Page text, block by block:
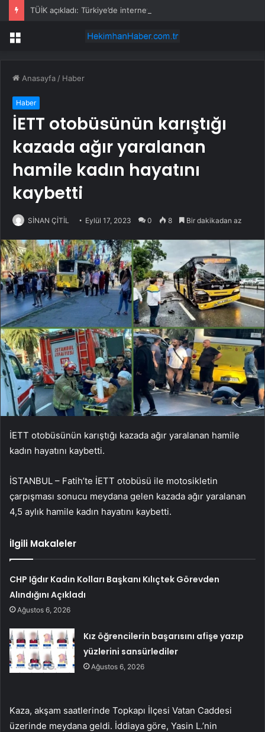
Menü
Anasayfa / Haber
Haber
İETT otobüsünün karıştığı
kazada ağır yaralanan
hamile kadın hayatını
kaybetti
SİNAN ÇİTİL Eylül 17, 2023 0 8 Bir dakikadan az
İETT otobüsünün karıştığı kazada ağır yaralanan hamile
kadın hayatını kaybetti.
İSTANBUL – Fatih’te İETT otobüsü ile motosikletin
çarpışması sonucu meydana gelen kazada ağır yaralanan
4,5 aylık hamile kadın hayatını kaybetti.
İlgili Makaleler
CHP Iğdır Kadın Kolları Başkanı Kılıçtek Görevden
Alındığını Açıkladı
Ağustos 6, 2026
Kız öğrencilerin başarısını afişe yazıp
yüzlerini sansürlediler
Ağustos 6, 2026
Kaza, akşam saatlerinde Topkapı İlçesi Vatan Caddesi
üzerinde meydana geldi. İddiaya göre, Yasin L.’nin